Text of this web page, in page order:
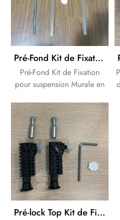
Pré-Fond Kit de Fixation pour suspension Murale Pan
Pré-Fond Kit de Fixation
pour suspension Murale en
Pré-lock Top Kit de Fixation pour suspension Murale Pan